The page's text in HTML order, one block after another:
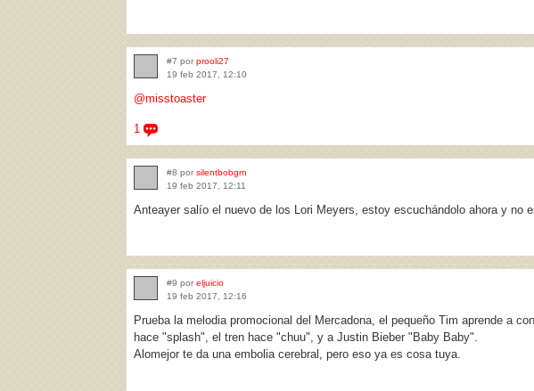
#7 por prooli27
19 feb 2017, 12:10
@misstoaster
1
#8 por silentbobgrn
19 feb 2017, 12:11
Anteayer salío el nuevo de los Lori Meyers, estoy escuchándolo ahora y no
#9 por eljuicio
19 feb 2017, 12:16
Prueba la melodia promocional del Mercadona, el pequeño Tim aprende a
hace "splash", el tren hace "chuu", y a Justin Bieber "Baby Baby".
Alomejor te da una embolia cerebral, pero eso ya es cosa tuya.